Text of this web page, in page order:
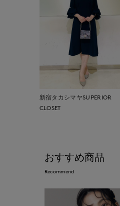
新宿タカシマヤSUPERIOR
CLOSET
おすすめ商品
Recommend